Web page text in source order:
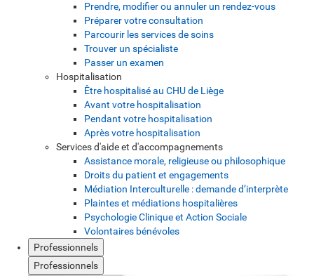
Prendre, modifier ou annuler un rendez-vous
Préparer votre consultation
Parcourir les services de soins
Trouver un spécialiste
Passer un examen
Hospitalisation
Être hospitalisé au CHU de Liège
Avant votre hospitalisation
Pendant votre hospitalisation
Après votre hospitalisation
Services d'aide et d'accompagnements
Assistance morale, religieuse ou philosophique
Droits du patient et engagements
Médiation Interculturelle : demande d’interprète
Plaintes et médiations hospitalières
Psychologie Clinique et Action Sociale
Volontaires bénévoles
Professionnels
Professionnels